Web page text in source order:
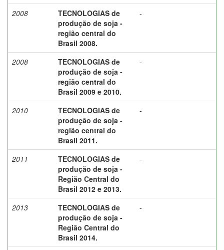
2008
TECNOLOGIAS de
produção de soja -
região central do
Brasil 2008.
-
2008
TECNOLOGIAS de
produção de soja -
região central do
Brasil 2009 e 2010.
-
2010
TECNOLOGIAS de
produção de soja -
região central do
Brasil 2011.
-
2011
TECNOLOGIAS de
produção de soja -
Região Central do
Brasil 2012 e 2013.
-
2013
TECNOLOGIAS de
produção de soja -
Região Central do
Brasil 2014.
-